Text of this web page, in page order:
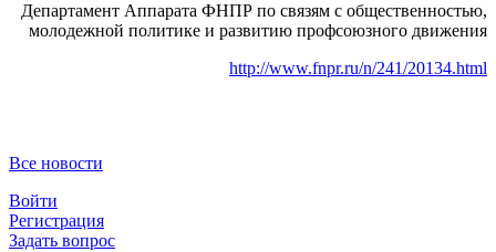
Департамент Аппарата ФНПР по связям с общественностью,
молодежной политике и развитию профсоюзного движения
http://www.fnpr.ru/n/241/20134.html
Все новости
Войти
Регистрация
Задать вопрос